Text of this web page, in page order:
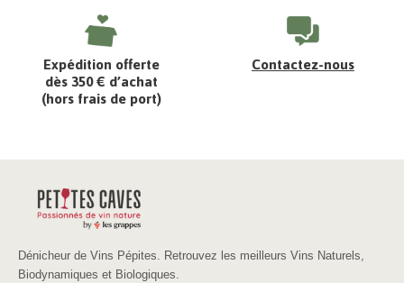
Expédition offerte
dès 350 € d’achat
(hors frais de port)
Contactez-nous
Dénicheur de Vins Pépites. Retrouvez les meilleurs Vins Naturels,
Biodynamiques et Biologiques.